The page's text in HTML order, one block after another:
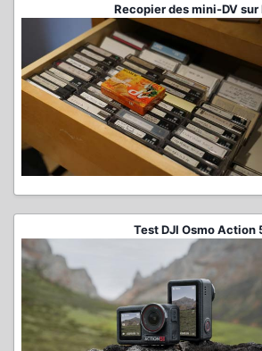
Recopier des mini-DV sur
Test DJI Osmo Action